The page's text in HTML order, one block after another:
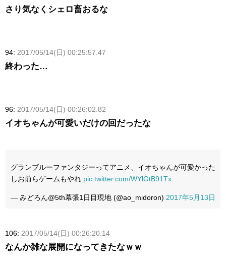
さり気なくシェロ畜おるな
94: 2017/05/14(日) 00:25:57.47
終わった…
96: 2017/05/14(日) 00:26:02.82
イオちゃんが可愛いだけの回だったな
グランブルーファンタジーってアニメ、イオちゃんが可愛かった
しお前らゲームもやれ pic.twitter.com/WYlGtB91Tx
— みどろん@5th幕張1日目現地 (@ao_midoron) 2017年5月13日
106: 2017/05/14(日) 00:26:20.14
なんか雑な展開になってきたなｗｗ